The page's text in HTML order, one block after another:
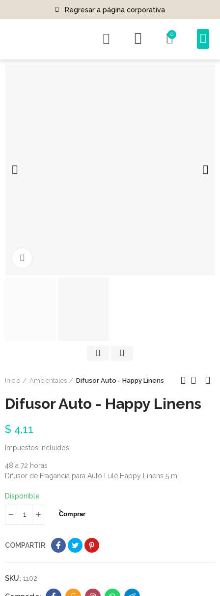
Regresar a página corporativa
0
Inicio Ambientales Difusor Auto - Happy Linens
Difusor Auto - Happy Linens
$ 4,11
Impuestos incluidos
48 a 72 horas
Difusor de Fragancia para Auto Lulë Happy Linens 5 ml
Disponible
Comprar
COMPARTIR
SKU: 1102